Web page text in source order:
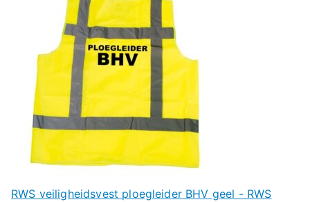
RWS veiligheidsvest ploegleider BHV geel - RWS